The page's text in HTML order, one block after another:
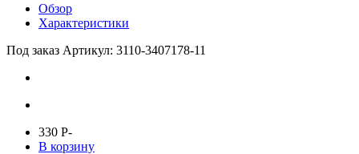
Обзор
Характеристики
Под заказ Артикул: 3110-3407178-11
330 P-
В корзину